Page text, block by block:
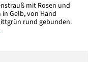
mit Rosen und
Gelb, von Hand
rund gebunden.